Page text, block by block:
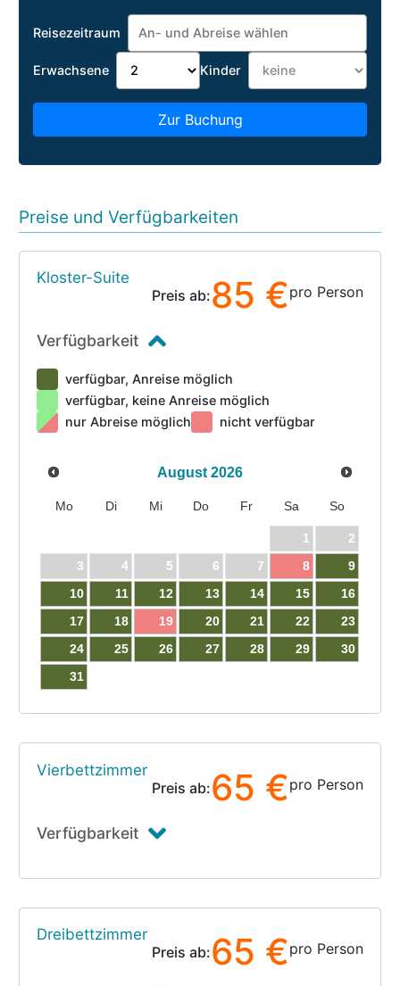
Reisezeitraum
Erwachsene Kinder
Zur Buchung
Preise und Verfügbarkeiten
Kloster-Suite
Preis ab:85 €pro Person
Verfügbarkeit
verfügbar, Anreise möglich
verfügbar, keine Anreise möglich
nur Abreise möglich
nicht verfügbar
August 2026
Mo Di Mi Do Fr Sa So
1
2
3
4 5 6 7 8
9
10
11 12 13 14 15
16
17
18 19 20 21 22
23
24
25 26 27 28 29
30
31
Vierbettzimmer
Preis ab:65 €pro Person
Verfügbarkeit
Dreibettzimmer
Preis ab:65 €pro Person